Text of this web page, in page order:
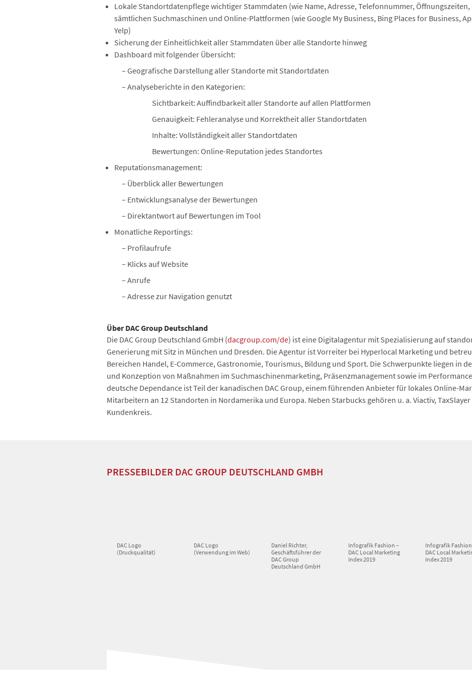
Lokale Standortdatenpflege wichtiger Stammdaten (wie Name, Adresse, Telefonnummer,
sämtlichen Suchmaschinen und Online-Plattformen (wie Google My Business, Bing Places for Business,
Yelp)
Sicherung der Einheitlichkeit aller Stammdaten über alle Standorte hinweg
Dashboard mit folgender Übersicht:
– Geografische Darstellung aller Standorte mit Standortdaten
– Analyseberichte in den Kategorien:
Sichtbarkeit: Auffindbarkeit aller Standorte auf allen Plattformen
Genauigkeit: Fehleranalyse und Korrektheit aller Standortdaten
Inhalte: Vollständigkeit aller Standortdaten
Bewertungen: Online-Reputation jedes Standortes
Reputationsmanagement:
– Überblick aller Bewertungen
– Entwicklungsanalyse der Bewertungen
– Direktantwort auf Bewertungen im Tool
Monatliche Reportings:
– Profilaufrufe
– Klicks auf Website
– Anrufe
– Adresse zur Navigation genutzt
Über DAC Group Deutschland
Die DAC Group Deutschland GmbH (dacgroup.com/de) ist eine Digitalagentur mit Spezialisierung auf
Generierung mit Sitz in München und Dresden. Die Agentur ist Vorreiter bei Hyperlocal Marketing und
Bereichen Handel, E-Commerce, Gastronomie, Tourismus, Bildung und Sport. Die Schwerpunkte liegen in
und Konzeption von Maßnahmen im Suchmaschinenmarketing, Präsenzmanagement sowie im
deutsche Dependance ist Teil der kanadischen DAC Group, einem führenden Anbieter für lokales Online-
Mitarbeitern an 12 Standorten in Nordamerika und Europa. Neben Starbucks gehören u. a. Viactiv,
Kundenkreis.
PRESSEBILDER DAC GROUP DEUTSCHLAND GMBH
DAC Logo
(Druckqualität)
DAC Logo
(Verwendung im Web)
Daniel Richter,
Geschäftsführer der
DAC Group
Deutschland GmbH
Infografik Fashion –
DAC Local Marketing
Index 2019
Infografik
DAC Local
Index 2019